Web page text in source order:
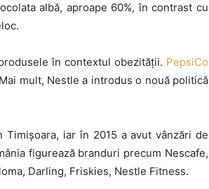
albă, aproape 60%, în contrast cu
în contextul obezităţii. PepsiCo
mult, Nestle a introdus o nouă politică
iar în 2015 a avut vânzări de
figurează branduri precum Nescafe,
Darling, Friskies, Nestle Fitness.